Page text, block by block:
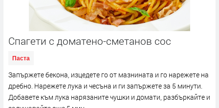
Спагети с доматено-сметанов сос
Паста
Запържете бекона, изцедете го от мазнината и го нарежете на
дребно. Нарежете лука и чесъна и ги запържете за 5 минути.
Добавете към лука нарязаните чушки и домати, разбъркайте и